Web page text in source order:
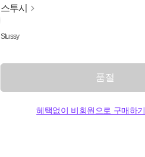
스투시
Stussy
품절
혜택없이 비회원으로 구매하기